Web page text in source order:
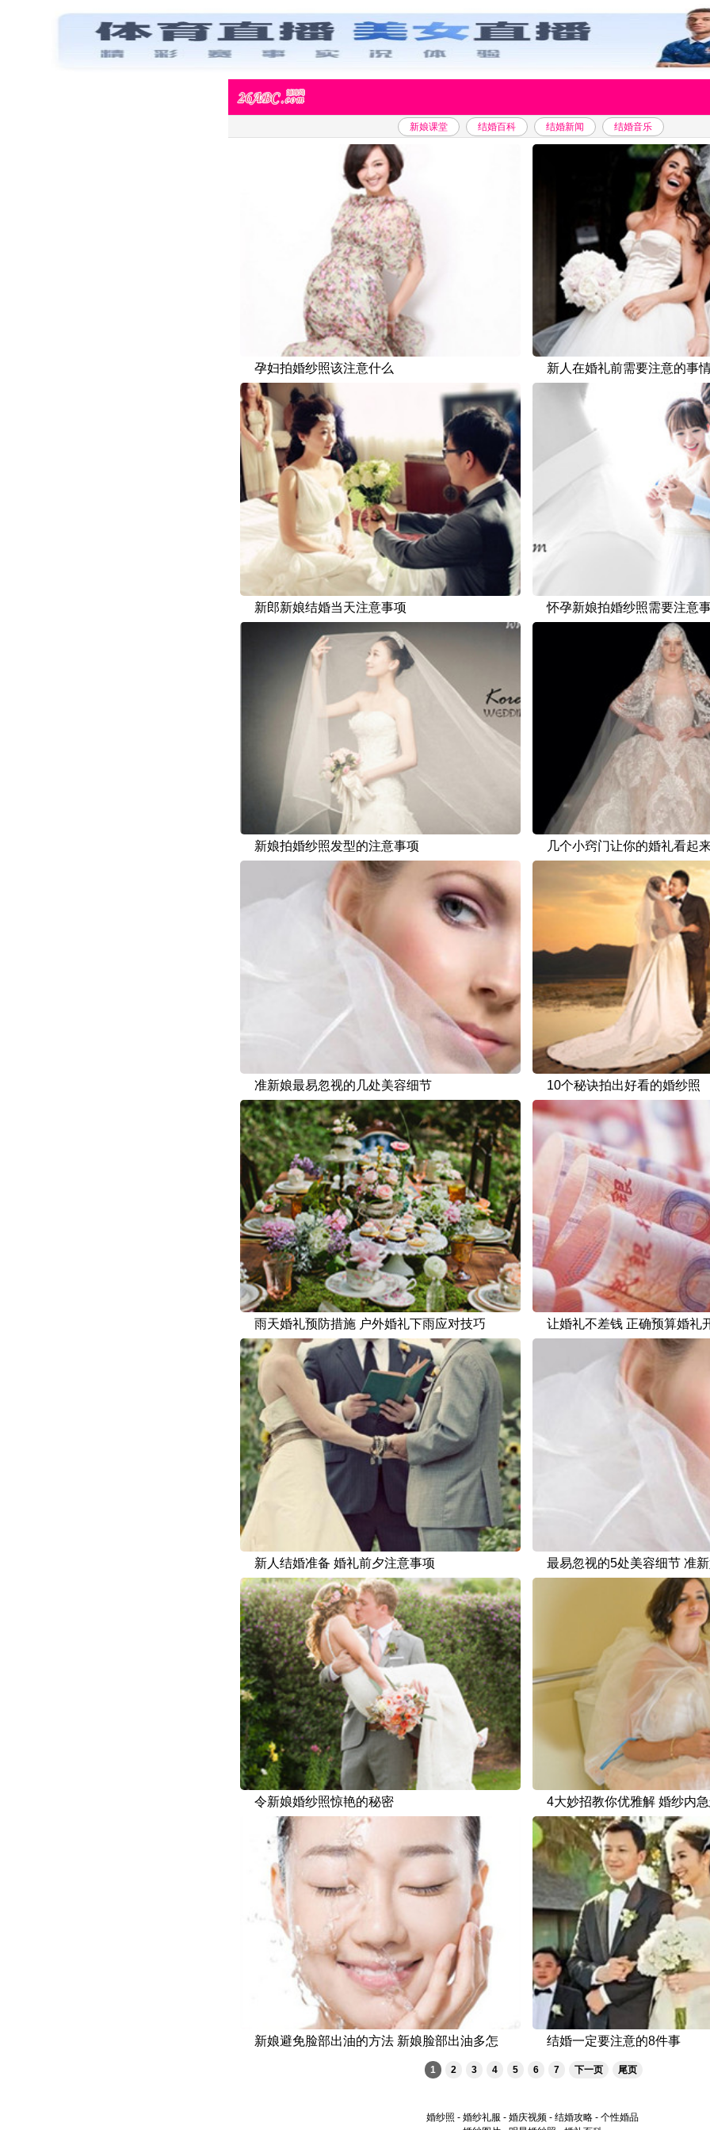
新娘课堂 结婚百科 结婚新闻 结婚音乐
孕妇拍婚纱照该注意什么 新人在婚礼前需要注意的事
新郎新娘结婚当天注意事项 怀孕新娘拍婚纱照需要注意
新娘拍婚纱照发型的注意事项 几个小窍门让你的婚礼看起
准新娘最易忽视的几处美容细节 10个秘诀拍出好看的婚纱照
雨天婚礼预防措施 户外婚礼下雨应对技巧 让婚礼不差钱 正确预算婚礼
新人结婚准备 婚礼前夕注意事项 最易忽视的5处美容细节 准
令新娘婚纱照惊艳的秘密 4大妙招教你优雅解 婚纱内
新娘避免脸部出油的方法 新娘脸部出油多怎
结婚一定要注意的8件事
1 2 3 4 5 6 7 下一页 尾页
婚纱照 - 婚纱礼服 - 婚庆视频 - 结婚攻略 - 个性婚品